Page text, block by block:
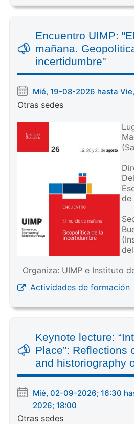
Encuentro UIMP:
mañana.
incertidumbre"
Mié, 19-08-2026 hasta
Otras sedes
de
Organiza: UIMP e Instituto
Actividades de formación
Keynote lecture:
Place”: Reflections
and historiography
Mié, 02-09-2026; 16:30
2026; 18:00
Otras sedes